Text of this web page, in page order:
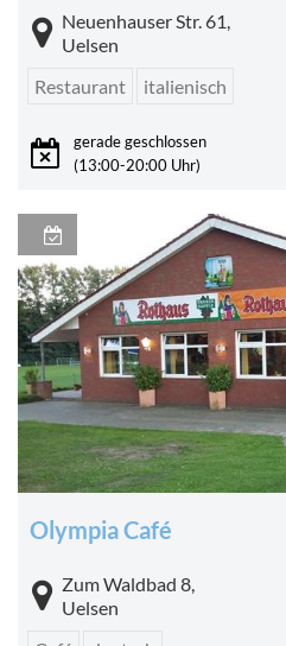
Neuenhauser Str. 61,
Uelsen
Restaurant
italienisch
gerade geschlossen
(13:00-20:00 Uhr)
Olympia Café
Zum Waldbad 8,
Uelsen